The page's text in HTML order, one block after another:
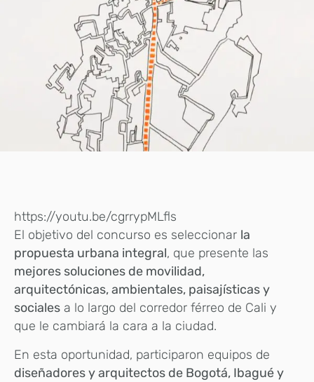
https://youtu.be/cgrrypMLfls
El objetivo del concurso es seleccionar la
propuesta urbana integral, que presente las
mejores soluciones de movilidad,
arquitectónicas, ambientales, paisajísticas y
sociales a lo largo del corredor férreo de Cali y
que le cambiará la cara a la ciudad.
En esta oportunidad, participaron equipos de
diseñadores y arquitectos de Bogotá, Ibagué y